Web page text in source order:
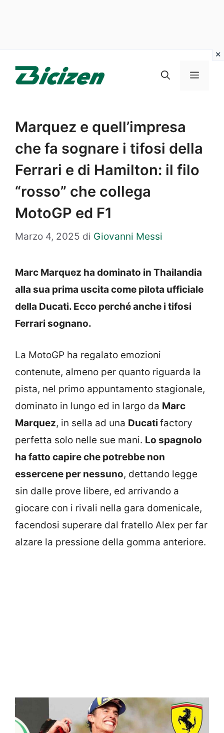
Menu
Marquez e quell’impresa
che fa sognare i tifosi della
Ferrari e di Hamilton: il filo
“rosso” che collega
MotoGP ed F1
Marzo 4, 2025 di Giovanni Messi
Marc Marquez ha dominato in Thailandia
alla sua prima uscita come pilota ufficiale
della Ducati. Ecco perché anche i tifosi
Ferrari sognano.
La MotoGP ha regalato emozioni
contenute, almeno per quanto riguarda la
pista, nel primo appuntamento stagionale,
dominato in lungo ed in largo da Marc
Marquez, in sella ad una Ducati factory
perfetta solo nelle sue mani. Lo spagnolo
ha fatto capire che potrebbe non
essercene per nessuno, dettando legge
sin dalle prove libere, ed arrivando a
giocare con i rivali nella gara domenicale,
facendosi superare dal fratello Alex per far
alzare la pressione della gomma anteriore.